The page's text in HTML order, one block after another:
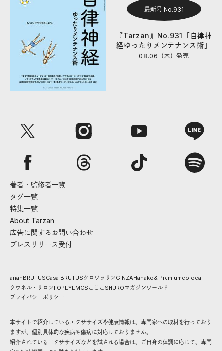
最新号 No.931
『Tarzan』No.931「自律神
経ゆったりメンテナンス術」
08.06（木）発売
著者・監修者一覧
タグ一覧
特集一覧
About Tarzan
広告に関するお問い合わせ
プレスリリース受付
ananBRUTUSCasa BRUTUS クロワッサンGINZAHanako& Premiumcolocal
クウネル・サロンPOPEYEMCS こここ SHUROマガジンワールド
プライバシーポリシー
本サイトで紹介しているエクササイズや健康情報は、専門家への取材を行っており
ますが、個別具体的な疾病や傷病に対応しておりません。
紹介されているエクササイズなどを試される場合は、ご自身の体調に応じて、専門